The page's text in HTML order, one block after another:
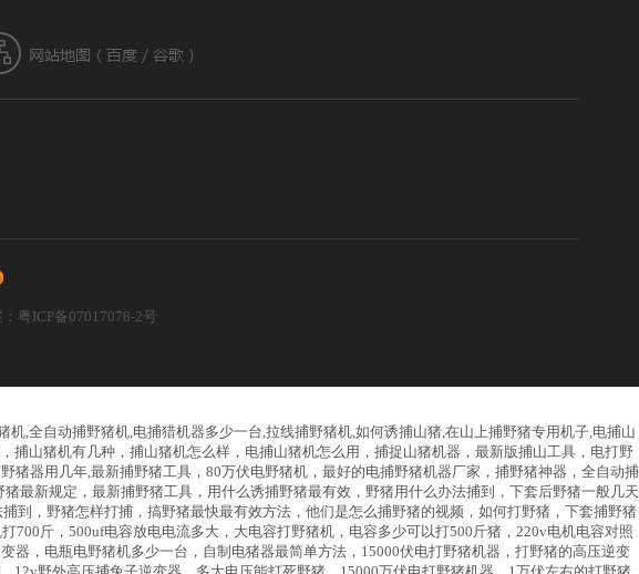
粤ICP备07017078-2号
,全自动捕野猪机,电捕猎机器多少一台,拉线捕野猪机,如何诱捕山猪,在山上捕野猪专用机子,电捕山
山猪机有几种，捕山猪机怎么样，电捕山猪机怎么用，捕捉山猪机器，最新版捕山工具，电打野
器用几年,最新捕野猪工具，80万伏电野猪机，最好的电捕野猪机器厂家，捕野猪神器，全自动捕
最新规定，最新捕野猪工具，用什么诱捕野猪最有效，野猪用什么办法捕到，下套后野猪一般几天
，野猪怎样打捕，搞野猪最快最有效方法，他们是怎么捕野猪的视频，如何打野猪，下套捕野猪
斤，500uf电容放电电流多大，大电容打野猪机，电容多少可以打500斤猪，220v电机电容对照
，电瓶电野猪机多少一台，自制电猪器最简单方法，15000伏电打野猪机器，打野猪的高压逆变